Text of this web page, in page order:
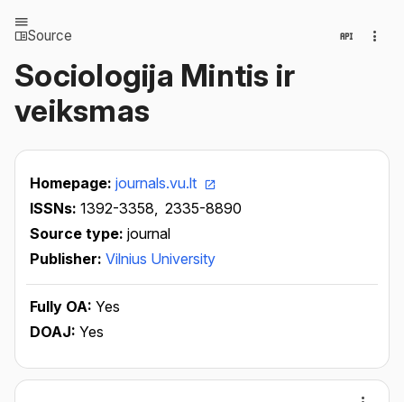
Source
Sociologija Mintis ir
veiksmas
Homepage: journals.vu.lt
ISSNs: 1392-3358, 2335-8890
Source type: journal
Publisher: Vilnius University
Fully OA: Yes
DOAJ: Yes